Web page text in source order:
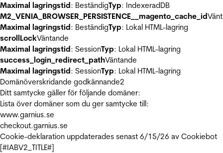
Maximal lagringstid: BeständigTyp: IndexeradDB
M2_VENIA_BROWSER_PERSISTENCE__magento_cache_id
Maximal lagringstid: BeständigTyp: Lokal HTML-lagring
scrollLockVäntande
Maximal lagringstid: SessionTyp: Lokal HTML-lagring
success_login_redirect_pathVäntande
Maximal lagringstid: SessionTyp: Lokal HTML-lagring
Domänöverskridande godkännande2
Ditt samtycke gäller för följande domäner:
Lista över domäner som du ger samtycke till:
www.garnius.se
checkout.garnius.se
Cookie-deklaration uppdaterades senast 6/15/26 av Cookiebot
[#IABV2_TITLE#]